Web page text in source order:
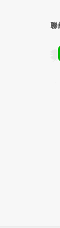
聯